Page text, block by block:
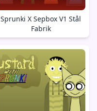
Sprunki X Sepbox V1 Stål
Fabrik